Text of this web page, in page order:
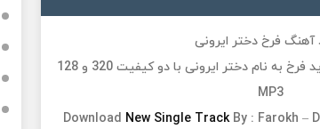
آهنگ فرخ دختر ایرونی
فرخ به نامدختر ایرونی
با دو کیفیت 320 و 128
MP3
Download New Single TrackBy : Farokh –